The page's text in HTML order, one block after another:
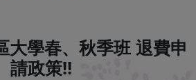
大學春、秋季班 退費申
請政策!!